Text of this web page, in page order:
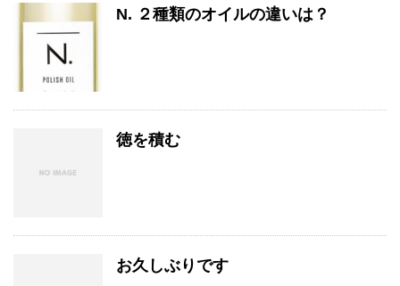
N. ２種類のオイルの違いは？
徳を積む
お久しぶりです